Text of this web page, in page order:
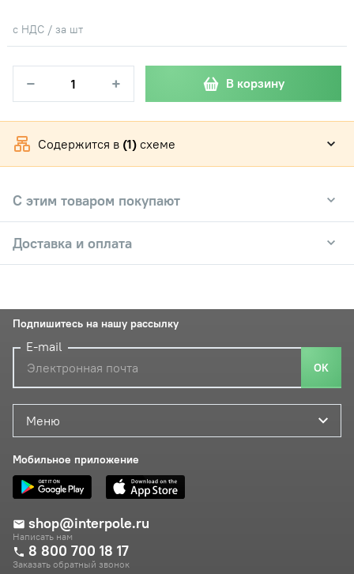
с НДС / за шт
− + В корзину
Содержится в (1) схеме
С этим товаром покупают
Доставка и оплата
Меню
Мобильное приложение
shop@interpole.ru
Написать нам
8 800 700 18 17
Заказать обратный звонок
Подпишитесь на нашу рассылку
E-mail
ОК